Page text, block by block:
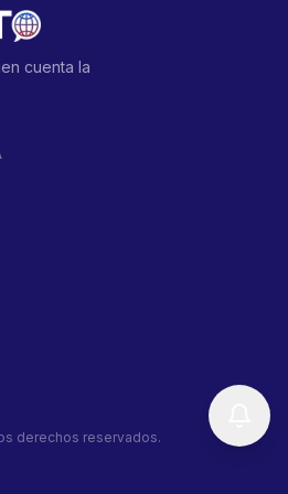
cuenta la
derechos reservados.